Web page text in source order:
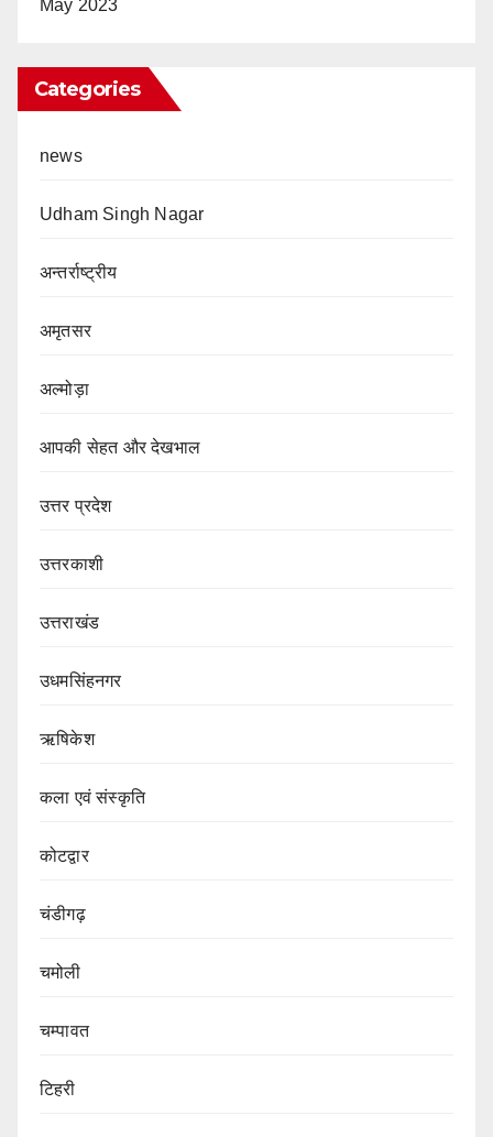
May 2023
Categories
news
Udham Singh Nagar
अन्तर्राष्ट्रीय
अमृतसर
अल्मोड़ा
आपकी सेहत और देखभाल
उत्तर प्रदेश
उत्तरकाशी
उत्तराखंड
उधमसिंहनगर
ऋषिकेश
कला एवं संस्कृति
कोटद्वार
चंडीगढ़
चमोली
चम्पावत
टिहरी